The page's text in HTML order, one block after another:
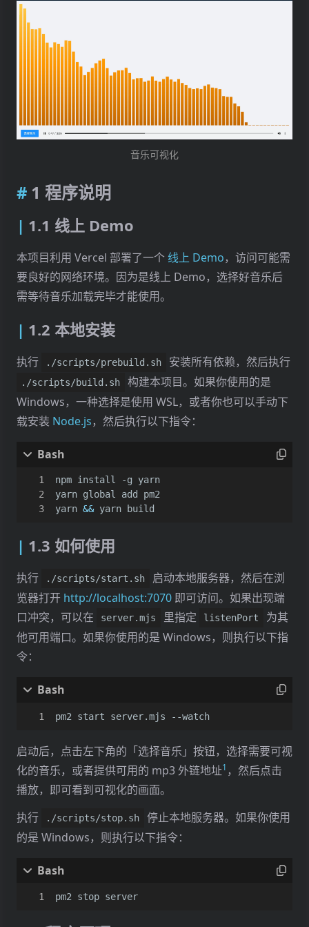
音乐可视化
1 程序说明
1.1 线上 Demo
本项目利用 Vercel 部署了一个 线上 Demo，访问可能需
要良好的网络环境。因为是线上 Demo，选择好音乐后
需等待音乐加载完毕才能使用。
1.2 本地安装
执行 ./scripts/prebuild.sh 安装所有依赖，然后执行
./scripts/build.sh
构建本项目。如果你使用的是
Windows，一种选择是使用 WSL，或者你也可以手动下
载安装 Node.js，然后执行以下指令：
yarn && yarn build
1.3 如何使用
执行 ./scripts/start.sh
启动本地服务器，然后在浏
览器打开 http://localhost:7070 即可访问。如果出现端
口冲突，可以在
server.mjs 里指定 listenPort
为其
他可用端口。如果你使用的是 Windows，则执行以下指
令：
pm2 start server.mjs --watch
启动后，点击左下角的「选择音乐」按钮，选择需要可视
化的音乐，或者提供可用的 mp3 外链地址1 ，然后点击
播放，即可看到可视化的画面。
执行
./scripts/stop.sh
停止本地服务器。如果你使用
的是 Windows，则执行以下指令：
pm2 stop server